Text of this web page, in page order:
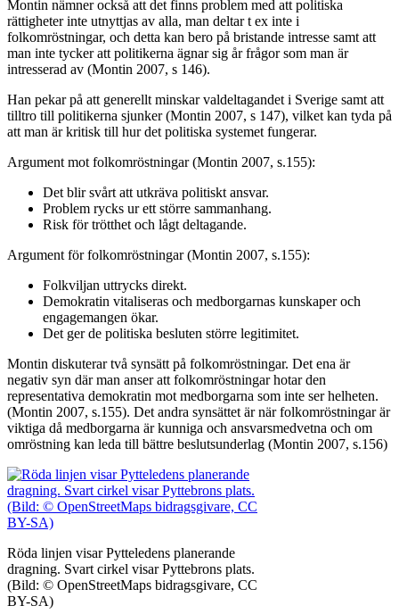
Montin nämner också att det finns problem med att politiska
rättigheter inte utnyttjas av alla, man deltar t ex inte i
folkomröstningar, och detta kan bero på bristande intresse samt att
man inte tycker att politikerna ägnar sig år frågor som man är
intresserad av (Montin 2007, s 146).
Han pekar på att generellt minskar valdeltagandet i Sverige samt att
tilltro till politikerna sjunker (Montin 2007, s 147), vilket kan tyda på
att man är kritisk till hur det politiska systemet fungerar.
Argument mot folkomröstningar (Montin 2007, s.155):
Det blir svårt att utkräva politiskt ansvar.
Problem rycks ur ett större sammanhang.
Risk för trötthet och lågt deltagande.
Argument för folkomröstningar (Montin 2007, s.155):
Folkviljan uttrycks direkt.
Demokratin vitaliseras och medborgarnas kunskaper och
engagemangen ökar.
Det ger de politiska besluten större legitimitet.
Montin diskuterar två synsätt på folkomröstningar. Det ena är
negativ syn där man anser att folkomröstningar hotar den
representativa demokratin mot medborgarna som inte ser helheten.
(Montin 2007, s.155). Det andra synsättet är när folkomröstningar är
viktiga då medborgarna är kunniga och ansvarsmedvetna och om
omröstning kan leda till bättre beslutsunderlag (Montin 2007, s.156)
Röda linjen visar Pytteledens planerande
dragning. Svart cirkel visar Pyttebrons plats.
(Bild: © OpenStreetMaps bidragsgivare, CC
BY-SA)